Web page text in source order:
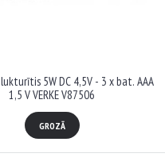
5W DC 4,5V - 3 x bat. AAA
1,5 V VERKE V87506
GROZĀ